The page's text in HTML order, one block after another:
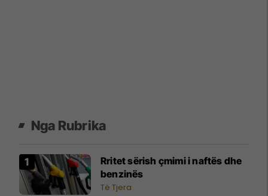
Nga Rubrika
Rritet sërish çmimi i naftës dhe
benzinës
Të Tjera